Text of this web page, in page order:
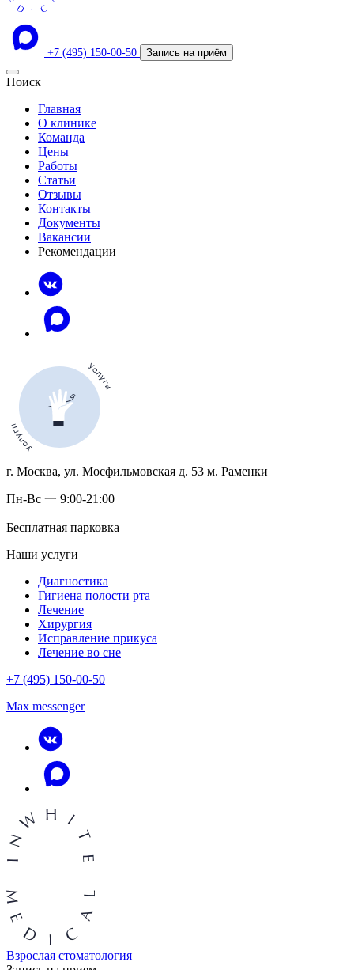
+7 (495) 150-00-50 Запись на приём
Поиск
Главная
О клинике
Команда
Цены
Работы
Статьи
Отзывы
Контакты
Документы
Вакансии
Рекомендации
г. Москва, ул. Мосфильмовская д. 53 м. Раменки
Пн-Вс 一 9:00-21:00
Бесплатная парковка
Наши услуги
Диагностика
Гигиена полости рта
Лечение
Хирургия
Исправление прикуса
Лечение во сне
+7 (495) 150-00-50
Max messenger
Взрослая стоматология